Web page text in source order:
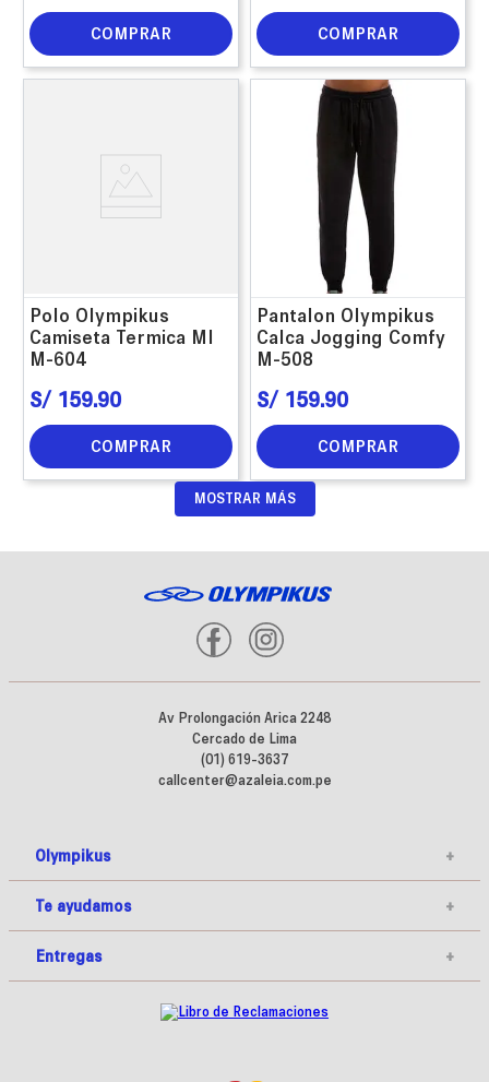
COMPRAR COMPRAR
Polo Olympikus
Camiseta Termica Ml
M-604
S/ 159.90
COMPRAR
Pantalon Olympikus
Calca Jogging Comfy
M-508
S/ 159.90
COMPRAR
MOSTRAR MÁS
Av Prolongación Arica 2248
Cercado de Lima
(01) 619-3637
callcenter@azaleia.com.pe
Olympikus +
Te ayudamos +
Entregas +